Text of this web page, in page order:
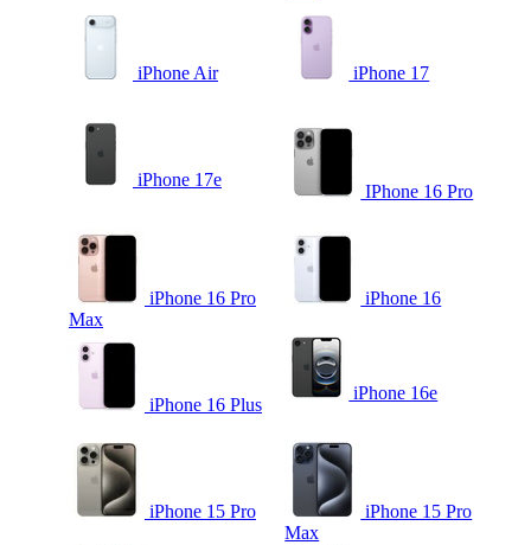
iPhone Air iPhone 17
iPhone 17e
IPhone 16 Pro
iPhone 16 Pro
Max
iPhone 16
iPhone 16 Plus
iPhone 16e
iPhone 15 Pro
iPhone 15 Pro
Max